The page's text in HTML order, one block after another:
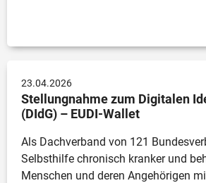
23.04.2026
Stellungnahme zum Digitalen
(DIdG) – EUDI-Wallet
Als Dachverband von 121
Selbsthilfe chronisch kranker und
Menschen und deren Angehörigen